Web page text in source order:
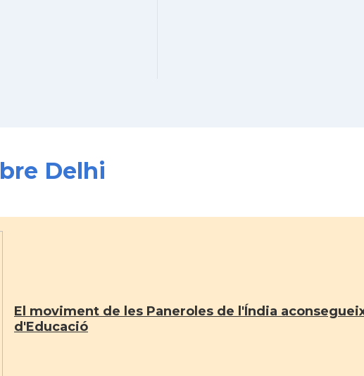
Delhi
El moviment de les Paneroles de l'Índia
d'Educació